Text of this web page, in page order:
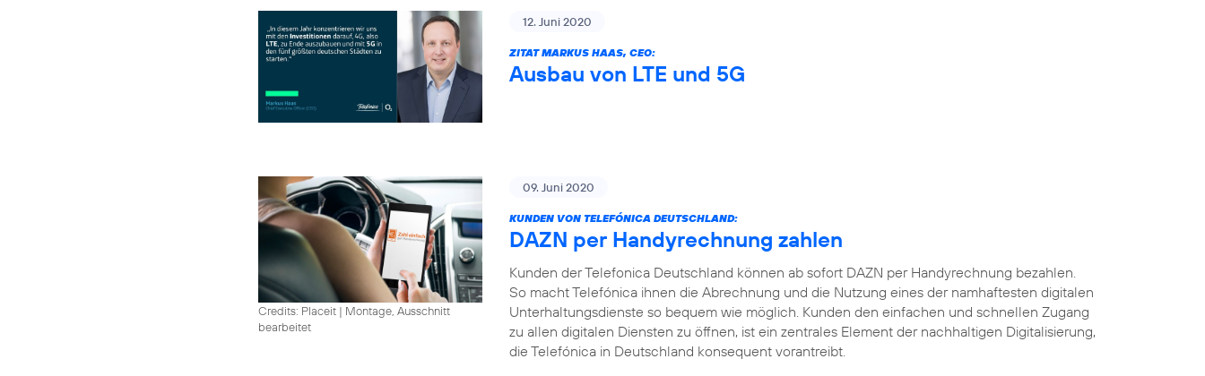
12. Juni 2020
ZITAT MARKUS HAAS, CEO:
Ausbau von LTE und 5G
Credits: Placeit | Montage, Ausschnitt
bearbeitet
09. Juni 2020
KUNDEN VON TELEFÓNICA DEUTSCHLAND:
DAZN per Handyrechnung zahlen
Kunden der Telefonica Deutschland können ab sofort DAZN per Handyrechnung bezahlen.
So macht Telefónica ihnen die Abrechnung und die Nutzung eines der namhaftesten digitalen
Unterhaltungsdienste so bequem wie möglich. Kunden den einfachen und schnellen Zugang
zu allen digitalen Diensten zu öffnen, ist ein zentrales Element der nachhaltigen Digitalisierung,
die Telefónica in Deutschland konsequent vorantreibt.